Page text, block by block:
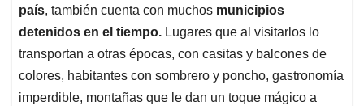
p
p
o
k
I
n
s
país, también cuenta con muchos municipios
detenidos en el tiempo. Lugares que al visitarlos lo
transportan a otras épocas, con casitas y balcones de
colores, habitantes con sombrero y poncho, gastronomía
imperdible, montañas que le dan un toque mágico a